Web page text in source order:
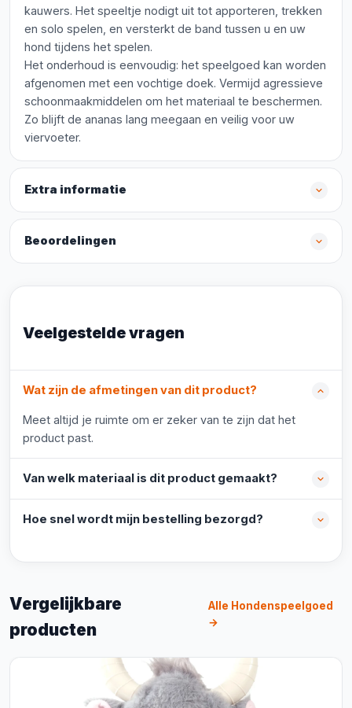
kauwers. Het speeltje nodigt uit tot apporteren, trekken
en solo spelen, en versterkt de band tussen u en uw
hond tijdens het spelen.
Het onderhoud is eenvoudig: het speelgoed kan worden
afgenomen met een vochtige doek. Vermijd agressieve
schoonmaakmiddelen om het materiaal te beschermen.
Zo blijft de ananas lang meegaan en veilig voor uw
viervoeter.
Extra informatie
Beoordelingen
Veelgestelde vragen
Wat zijn de afmetingen van dit product?
Meet altijd je ruimte om er zeker van te zijn dat het
product past.
Van welk materiaal is dit product gemaakt?
Hoe snel wordt mijn bestelling bezorgd?
Vergelijkbare
producten
Alle Hondenspeelgoed
→